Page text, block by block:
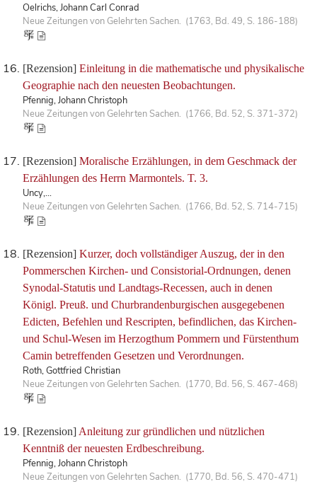
Oelrichs, Johann Carl Conrad
Neue Zeitungen von Gelehrten Sachen. (1763, Bd. 49, S. 186-188)
[Rezension] Einleitung in die mathematische und physikalische
Geographie nach den neuesten Beobachtungen.
Pfennig, Johann Christoph
Neue Zeitungen von Gelehrten Sachen. (1766, Bd. 52, S. 371-372)
[Rezension] Moralische Erzählungen, in dem Geschmack der
Erzählungen des Herrn Marmontels. T. 3.
Uncy,...
Neue Zeitungen von Gelehrten Sachen. (1766, Bd. 52, S. 714-715)
[Rezension] Kurzer, doch vollständiger Auszug, der in den
Pommerschen Kirchen- und Consistorial-Ordnungen, denen
Synodal-Statutis und Landtags-Recessen, auch in denen
Königl. Preuß. und Churbrandenburgischen ausgegebenen
Edicten, Befehlen und Rescripten, befindlichen, das Kirchen-
und Schul-Wesen im Herzogthum Pommern und Fürstenthum
Camin betreffenden Gesetzen und Verordnungen.
Roth, Gottfried Christian
Neue Zeitungen von Gelehrten Sachen. (1770, Bd. 56, S. 467-468)
[Rezension] Anleitung zur gründlichen und nützlichen
Kenntniß der neuesten Erdbeschreibung.
Pfennig, Johann Christoph
Neue Zeitungen von Gelehrten Sachen. (1770, Bd. 56, S. 470-471)